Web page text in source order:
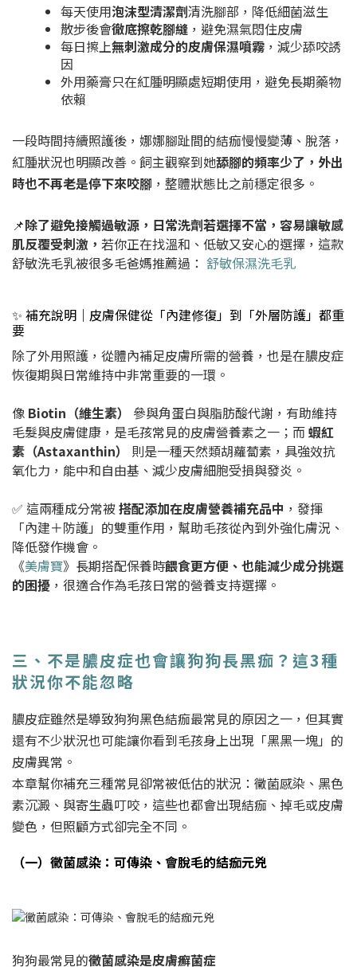
每天使用泡沫型清潔劑清洗腳部，降低細菌滋生
散步後會徹底擦乾腳縫 ，避免濕氣悶住皮膚
每日擦上無刺激成分的皮膚保濕噴霧 ，減少舔咬誘
因
外用藥膏只在紅腫明顯處短期使用，避免長期藥物
依賴
一段時間持續照護後，娜娜腳趾間的結痂慢慢變薄、脫落，
紅腫狀況也明顯改善。飼主觀察到她舔腳的頻率少了，外出
時也不再老是停下來咬腳 ，整體狀態比之前穩定很多。
📌除了避免接觸過敏源，日常洗劑若選擇不當，容易讓敏感
肌反覆受刺激， 若你正在找溫和、低敏又安心的選擇，這款
舒敏洗毛乳被很多毛爸媽推薦過： 舒敏保濕洗毛乳
✨ 補充說明｜皮膚保健從「內建修復」到「外層防護」都重
要
除了外用照護，從體內補足皮膚所需的營養，也是在膿皮症
恢復期與日常維持中非常重要的一環。
像 Biotin（維生素）
參與角蛋白與脂肪酸代謝，有助維持
毛髮與皮膚健康，是毛孩常見的皮膚營養素之一；而蝦紅
素（Astaxanthin）
則是一種天然類胡蘿蔔素，具強效抗
氧化力，能中和自由基、減少皮膚細胞受損與發炎。
✅ 這兩種成分常被搭配添加在皮膚營養補充品中 ，發揮
「內建＋防護」的雙重作用，幫助毛孩從內到外強化膚況、
降低發作機會。
《美膚寶》長期搭配保養時餵食更方便、也能減少成分挑選
的困擾 ，很適合作為毛孩日常的營養支持選擇。
三、不是膿皮症也會讓狗狗長黑痂？這3種
狀況你不能忽略
膿皮症雖然是導致狗狗黑色結痂最常見的原因之一，但其實
還有不少狀況也可能讓你看到毛孩身上出現「黑黑一塊」的
皮膚異常。
本章幫你補充三種常見卻常被低估的狀況：黴菌感染、黑色
素沉澱、與寄生蟲叮咬，這些也都會出現結痂、掉毛或皮膚
變色，但照顧方式卻完全不同。
（一）黴菌感染：可傳染、會脫毛的結痂元兇
狗狗最常見的黴菌感染是皮膚癬菌症